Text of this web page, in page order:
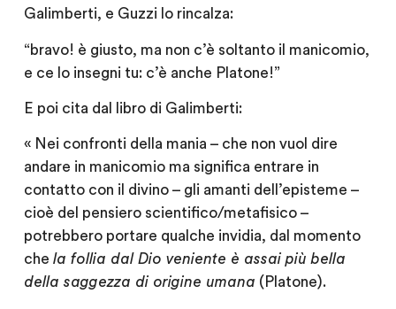
Galimberti, e Guzzi lo rincalza:
“bravo! è giusto, ma non c’è soltanto il manicomio,
e ce lo insegni tu: c’è anche Platone!”
E poi cita dal libro di Galimberti:
« Nei confronti della mania – che non vuol dire
andare in manicomio ma significa entrare in
contatto con il divino – gli amanti dell’episteme –
cioè del pensiero scientifico/metafisico –
potrebbero portare qualche invidia, dal momento
che la follia dal Dio veniente è assai più bella
della saggezza di origine umana (Platone).